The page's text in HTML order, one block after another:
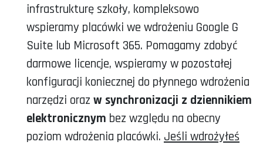
infrastrukturę szkoły, kompleksowo
wspieramy placówki we wdrożeniu Google G
Suite lub Microsoft 365. Pomagamy zdobyć
darmowe licencje, wspieramy w pozostałej
konfiguracji koniecznej do płynnego wdrożenia
narzędzi oraz w synchronizacji z dziennikiem
elektronicznym bez względu na obecny
poziom wdrożenia placówki. Jeśli wdrożyłeś